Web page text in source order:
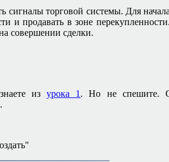
торговой системы. Для
и продавать в зоне
совершении сделки.
изурока 1 . Но не спешите.